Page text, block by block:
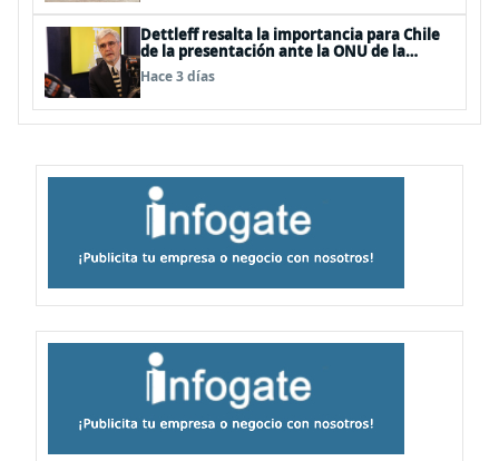
Dettleff resalta la importancia para Chile
de la presentación ante la ONU de la
Plataforma Continental Extendida del
Archipiélago Juan Fernández
Hace 3 días